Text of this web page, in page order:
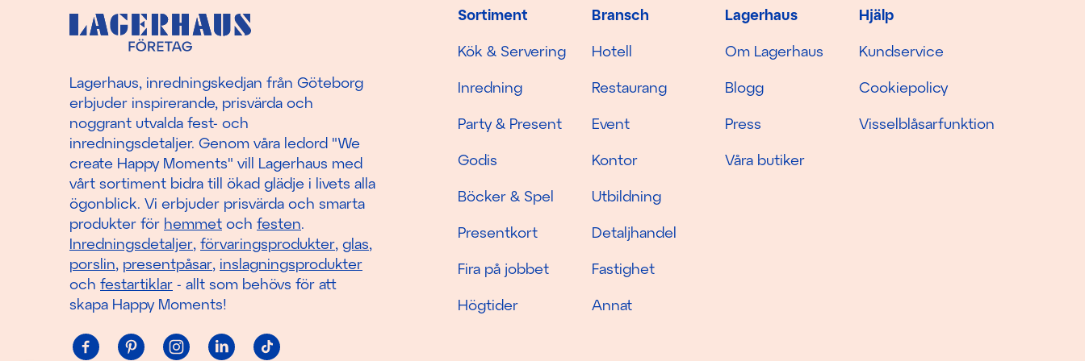
Sortiment
Kök & Servering
Inredning
Party & Present
Godis
Böcker & Spel
Presentkort
Fira på jobbet
Högtider
Bransch
Hotell
Restaurang
Event
Kontor
Utbildning
Detaljhandel
Fastighet
Annat
Lagerhaus
Om Lagerhaus
Blogg
Press
Våra butiker
Hjälp
Kundservice
Cookiepolicy
Visselblåsarfunktion
Lagerhaus, inredningskedjan från Göteborg
erbjuder inspirerande, prisvärda och
noggrant utvalda fest- och
inredningsdetaljer. Genom våra ledord "We
create Happy Moments" vill Lagerhaus med
vårt sortiment bidra till ökad glädje i livets alla
ögonblick. Vi erbjuder prisvärda och smarta
produkter för hemmet och festen.
Inredningsdetaljer, förvaringsprodukter, glas,
porslin, presentpåsar, inslagningsprodukter
och festartiklar - allt som behövs för att
skapa Happy Moments!